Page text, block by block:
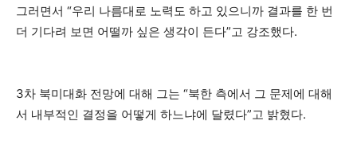
그러면서 “우리 나름대로 노력도 하고 있으니까 결과를 한 번
더 기다려 보면 어떨까 싶은 생각이 든다”고 강조했다.
3차 북미대화 전망에 대해 그는 “북한 측에서 그 문제에 대해
서 내부적인 결정을 어떻게 하느냐에 달렸다”고 밝혔다.